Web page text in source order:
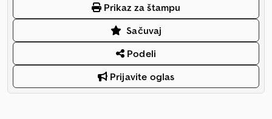
Prikaz za štampu
Sačuvaj
Podeli
Prijavite oglas